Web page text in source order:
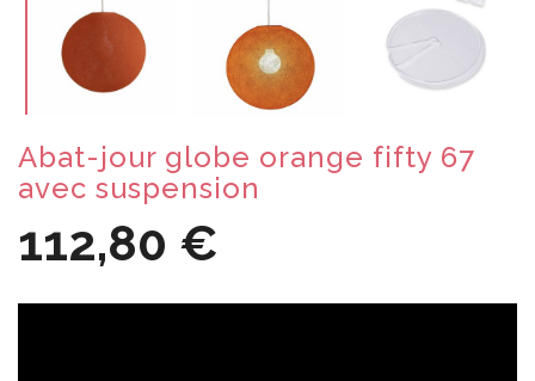
Abat-jour globe orange fifty 67
avec suspension
112,80 €